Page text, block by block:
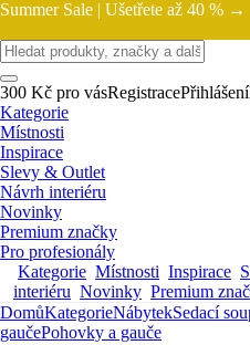
Summer Sale | Ušetřete až 40 % →
300 Kč pro vásRegistracePřihlášení
Kategorie
Místnosti
Inspirace
Slevy & Outlet
Návrh interiéru
Novinky
Premium značky
Pro profesionály
Kategorie Místnosti Inspirace
interiéru Novinky Premium
DomůKategorieNábytekSedací
gaučePohovky a gauče